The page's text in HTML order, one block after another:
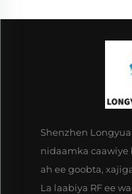
Shenzhen
nidaamka
ah ee goobta,
La laabiya RF ee